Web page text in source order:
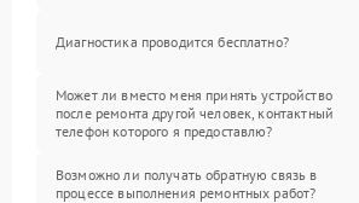
Диагностика проводится бесплатно?
Может ли вместо меня принять устройство
после ремонта другой человек, контактный
телефон которого я предоставлю?
Возможно ли получать обратную связь в
процессе выполнения ремонтных работ?